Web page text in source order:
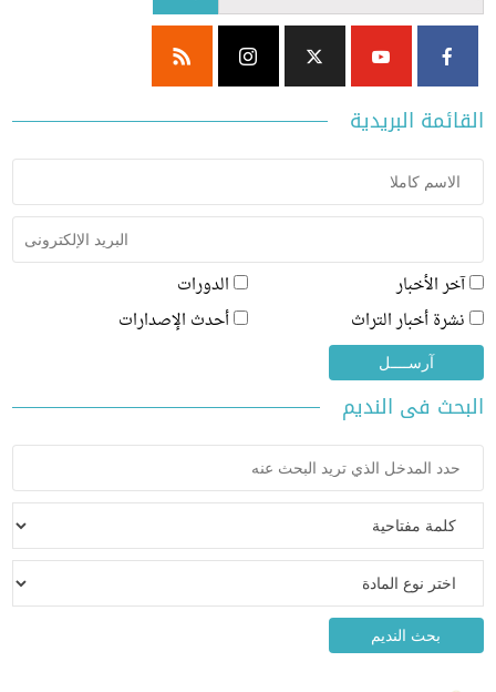
البريدية
الأخبار
الدورات
أخبار التراث
أحدث الإصدارات
فى النديم